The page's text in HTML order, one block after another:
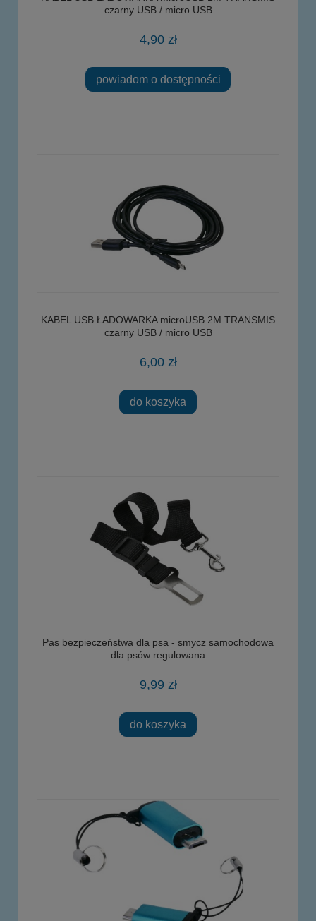
czarny USB / micro USB
4,90 zł
powiadom o dostępności
KABEL USB ŁADOWARKA microUSB 2M TRANSMIS
czarny USB / micro USB
6,00 zł
do koszyka
Pas bezpieczeństwa dla psa - smycz samochodowa
dla psów regulowana
9,99 zł
do koszyka